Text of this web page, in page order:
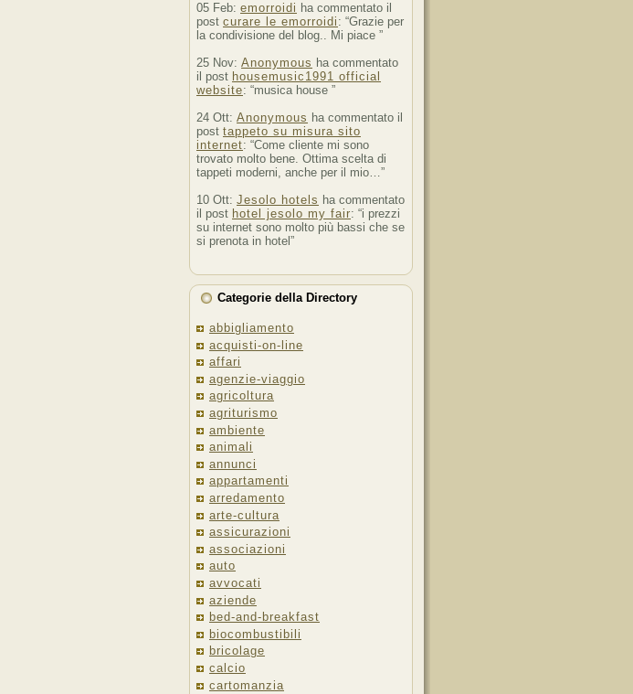
05 Feb: emorroidi ha commentato il
post curare le emorroidi : “Grazie per
la condivisione del blog.. Mi piace ”
25 Nov: Anonymous ha commentato
il post housemusic1991 official
website: “musica house ”
24 Ott: Anonymous ha commentato il
post tappeto su misura sito
internet: “Come cliente mi sono
trovato molto bene. Ottima scelta di
tappeti moderni, anche per il mio…”
10 Ott: Jesolo hotels ha commentato
il post hotel jesolo my fair: “i prezzi
su internet sono molto più bassi che se
si prenota in hotel”
Categorie della Directory
abbigliamento
acquisti-on-line
affari
agenzie-viaggio
agricoltura
agriturismo
ambiente
animali
annunci
appartamenti
arredamento
arte-cultura
assicurazioni
associazioni
auto
avvocati
aziende
bed-and-breakfast
biocombustibili
bricolage
calcio
cartomanzia